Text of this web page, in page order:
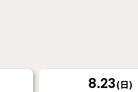
8.23(日)